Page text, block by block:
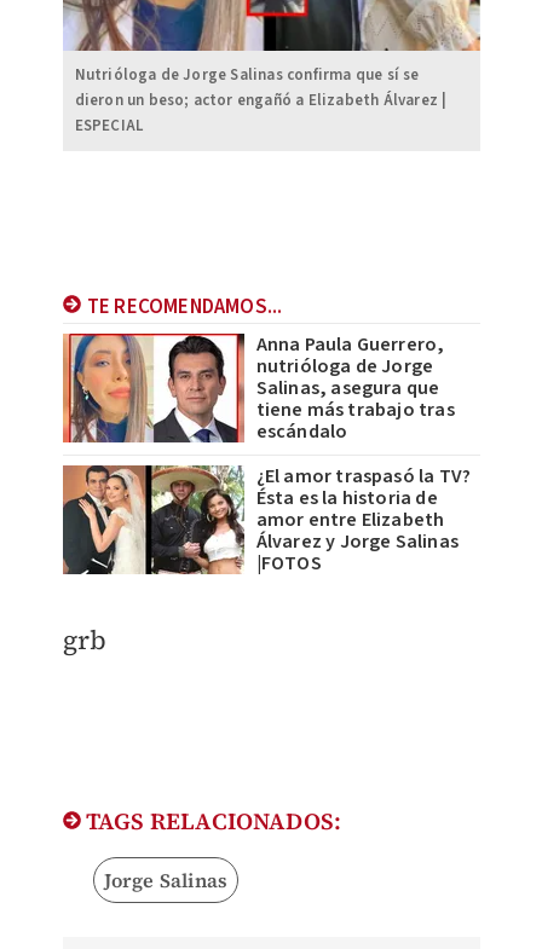
Nutrióloga de Jorge Salinas confirma que sí se
dieron un beso; actor engañó a Elizabeth Álvarez |
ESPECIAL
TE RECOMENDAMOS...
Anna Paula Guerrero,
nutrióloga de Jorge
Salinas, asegura que
tiene más trabajo tras
escándalo
¿El amor traspasó la TV?
Ésta es la historia de
amor entre Elizabeth
Álvarez y Jorge Salinas
|FOTOS
grb
TAGS RELACIONADOS:
Jorge Salinas